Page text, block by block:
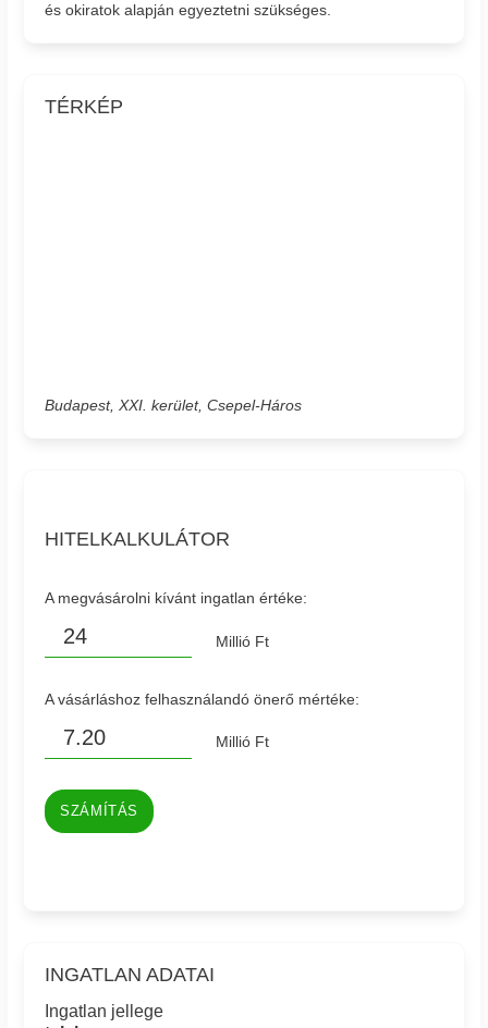
és okiratok alapján egyeztetni szükséges.
TÉRKÉP
Budapest, XXI. kerület, Csepel-Háros
HITELKALKULÁTOR
A megvásárolni kívánt ingatlan értéke:
Millió Ft
A vásárláshoz felhasználandó önerő mértéke:
Millió Ft
SZÁMÍTÁS
INGATLAN ADATAI
Ingatlan jellege